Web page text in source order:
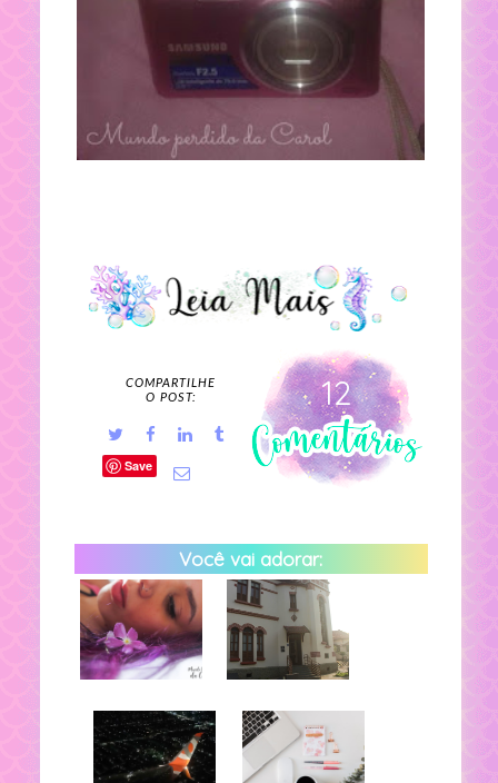
12
COMPARTILHE
O POST:
Save
Você vai adorar: